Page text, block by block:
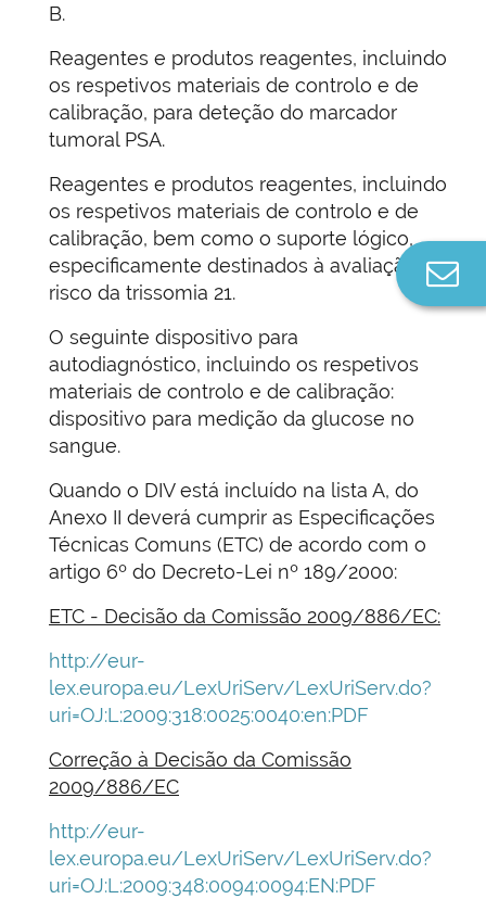
B.
Reagentes e produtos reagentes, incluindo
os respetivos materiais de controlo e de
calibração, para deteção do marcador
tumoral PSA.
Reagentes e produtos reagentes, incluindo
os respetivos materiais de controlo e de
calibração, bem como o suporte lógico,
especificamente destinados à avaliação do
risco da trissomia 21.
O seguinte dispositivo para
autodiagnóstico, incluindo os respetivos
materiais de controlo e de calibração:
dispositivo para medição da glucose no
sangue.
Quando o DIV está incluído na lista A, do
Anexo II deverá cumprir as Especificações
Técnicas Comuns (ETC) de acordo com o
artigo 6º do Decreto-Lei nº 189/2000:
ETC - Decisão da Comissão 2009/886/EC:
http://eur-
lex.europa.eu/LexUriServ/LexUriServ.do?
uri=OJ:L:2009:318:0025:0040:en:PDF
Correção à Decisão da Comissão
2009/886/EC
http://eur-
lex.europa.eu/LexUriServ/LexUriServ.do?
uri=OJ:L:2009:348:0094:0094:EN:PDF